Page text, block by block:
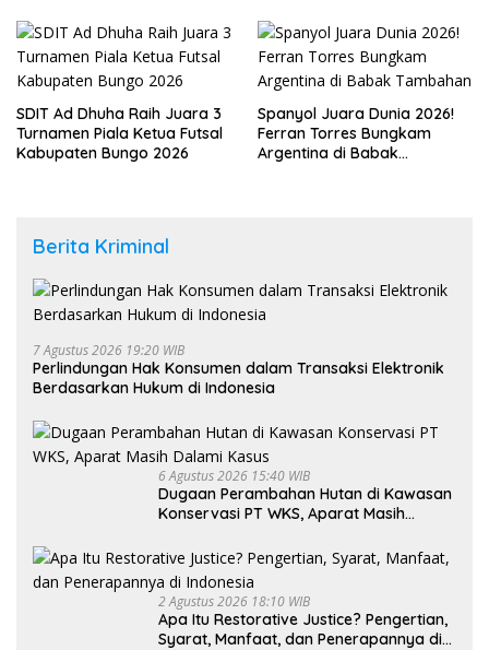
Peserta
SDIT Ad Dhuha Raih Juara 3
Turnamen Piala Ketua Futsal
Kabupaten Bungo 2026
Spanyol Juara Dunia 2026!
Ferran Torres Bungkam
Argentina di Babak
Berita Kriminal
7 Agustus 2026 19:20 WIB
Perlindungan Hak Konsumen dalam Transaksi Elektronik
Berdasarkan Hukum di Indonesia
6 Agustus 2026 15:40 WIB
Dugaan Perambahan Hutan di Kawasan
Konservasi PT WKS, Aparat Masih
2 Agustus 2026 18:10 WIB
Apa Itu Restorative Justice? Pengertian,
Syarat, Manfaat, dan Penerapannya di